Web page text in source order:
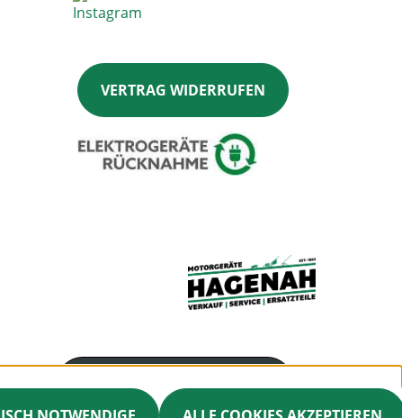
VERTRAG WIDERRUFEN
041448004